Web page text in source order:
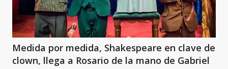
Medida por medida, Shakespeare en clave de
clown, llega a Rosario de la mano de Gabriel